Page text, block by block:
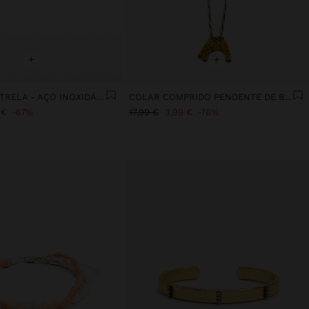
+
PIERCING ESTRELA - AÇO INOXIDÁVEL
67%
+
COLAR COMPRIDO PENDENTE DE BANANAS
17,99 €
3,99 € 78%